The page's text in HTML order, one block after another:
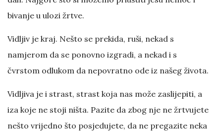
bivanje u ulozi žrtve.
Vidljiv je kraj. Nešto se prekida, ruši, nekad s
namjerom da se ponovno izgradi, a nekad i s
čvrstom odlukom da nepovratno ode iz našeg života.
Vidljiva je i strast, strast koja nas može zaslijepiti, a
iza koje ne stoji ništa. Pazite da zbog nje ne žrtvujete
nešto vrijedno što posjedujete, da ne pregazite neka